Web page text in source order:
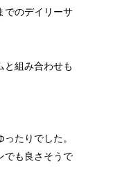
でのデイリーサ
と組み合わせも
たりでした。
でも良さそうで